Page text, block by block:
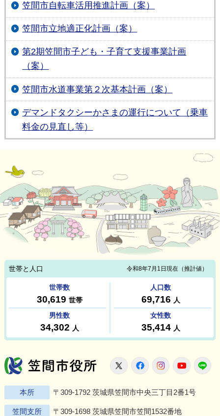
笠間市自転車活用推進計画（案）
笠間市立地適正化計画（案）
第2期笠間市子ども・子育て支援事業計画
（案）
笠間市水道事業第２次基本計画（案）
デマンドタクシーかさまの運行について（乗車
料金の見直し等）
笠間市役所
X FacebookInstagram
本所 〒309-1792 茨城県笠間市中央三丁目2番1号
笠間支所 〒309-1698 茨城県笠間市笠間1532番地